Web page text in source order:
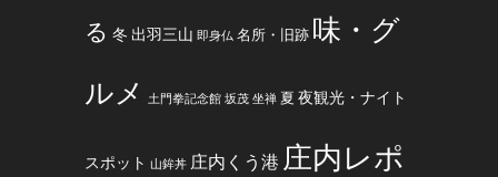
る 冬 出羽三山 即身仏 名所・旧跡 味・グ
ルメ
土門拳記念館 坂茂 坐禅 夏 夜観光・ナイト
スポット 山鉾丼 庄内くう港 庄内レポ